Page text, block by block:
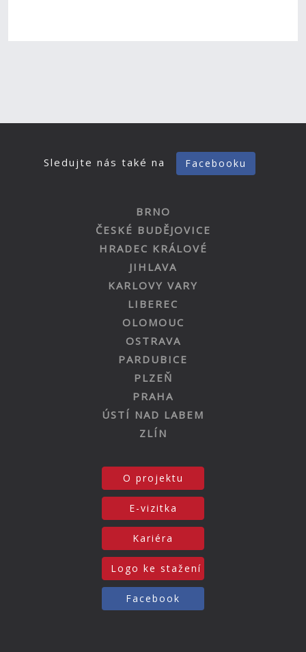
Sledujte nás také na Facebooku
BRNO
ČESKÉ BUDĚJOVICE
HRADEC KRÁLOVÉ
JIHLAVA
KARLOVY VARY
LIBEREC
OLOMOUC
OSTRAVA
PARDUBICE
PLZEŇ
PRAHA
ÚSTÍ NAD LABEM
ZLÍN
O projektu
E-vizitka
Kariéra
Logo ke stažení
Facebook